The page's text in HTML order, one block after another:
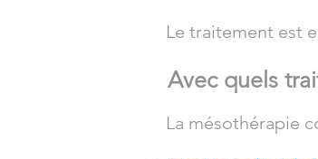
Le traitement est
Avec quels
La mésothérapie